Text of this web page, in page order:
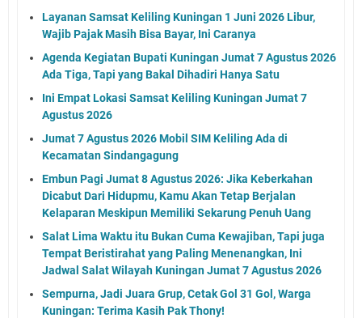
Layanan Samsat Keliling Kuningan 1 Juni 2026 Libur,
Wajib Pajak Masih Bisa Bayar, Ini Caranya
Agenda Kegiatan Bupati Kuningan Jumat 7 Agustus 2026
Ada Tiga, Tapi yang Bakal Dihadiri Hanya Satu
Ini Empat Lokasi Samsat Keliling Kuningan Jumat 7
Agustus 2026
Jumat 7 Agustus 2026 Mobil SIM Keliling Ada di
Kecamatan Sindangagung
Embun Pagi Jumat 8 Agustus 2026: Jika Keberkahan
Dicabut Dari Hidupmu, Kamu Akan Tetap Berjalan
Kelaparan Meskipun Memiliki Sekarung Penuh Uang
Salat Lima Waktu itu Bukan Cuma Kewajiban, Tapi juga
Tempat Beristirahat yang Paling Menenangkan, Ini
Jadwal Salat Wilayah Kuningan Jumat 7 Agustus 2026
Sempurna, Jadi Juara Grup, Cetak Gol 31 Gol, Warga
Kuningan: Terima Kasih Pak Thony!